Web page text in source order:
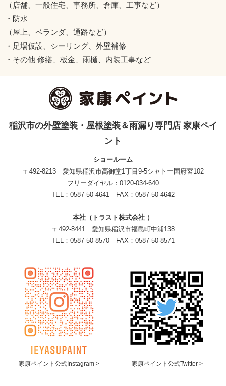
（店舗、一般住宅、事務所、倉庫、工事など）
・防水
（屋上、ベランダ、通路など）
・足場仮設、シーリング、外壁補修
・その他 修繕、板金、雨樋、内装工事など
稲沢市の外壁塗装・屋根塗装＆雨漏り専門店 家康ペイ
ント
ショールーム
〒492-8213 愛知県稲沢市高御堂1丁目9-5シャトー国府宮102
フリーダイヤル：0120-034-640
TEL：0587-50-4641 FAX：0587-50-4642
本社（トラスト株式会社 ）
〒492-8441 愛知県稲沢市福島町中浦138
TEL：0587-50-8570 FAX：0587-50-8571
家康ペイント公式Instagram > 家康ペイント公式Twitter >